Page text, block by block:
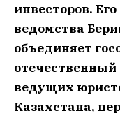
инвесторов.
ведомства
объединяет
отечественный
ведущих
Казахстана,